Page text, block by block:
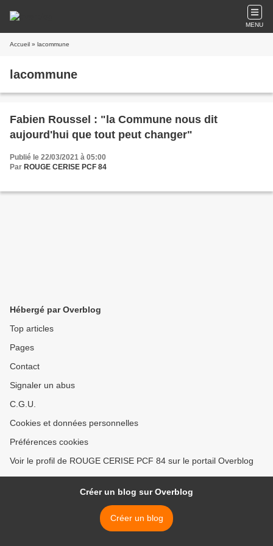
MENU
Accueil » lacommune
lacommune
Fabien Roussel : "la Commune nous dit
aujourd'hui que tout peut changer"
Publié le 22/03/2021 à 05:00
Par ROUGE CERISE PCF 84
Hébergé par Overblog
Top articles
Pages
Contact
Signaler un abus
C.G.U.
Cookies et données personnelles
Préférences cookies
Voir le profil de ROUGE CERISE PCF 84 sur le portail Overblog
Créer un blog sur Overblog
Créer un blog